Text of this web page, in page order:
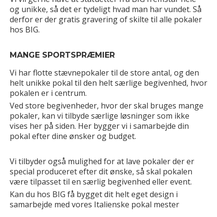
og unikke, så det er tydeligt hvad man har vundet. Så
derfor er der gratis gravering of skilte til alle pokaler
hos BIG.
MANGE SPORTSPRÆMIER
Vi har flotte stævnepokaler til de store antal, og den
helt unikke pokal til den helt særlige begivenhed, hvor
pokalen er i centrum.
Ved store begivenheder, hvor der skal bruges mange
pokaler, kan vi tilbyde særlige løsninger som ikke
vises her på siden. Her bygger vi i samarbejde din
pokal efter dine ønsker og budget.
Vi tilbyder også mulighed for at lave pokaler der er
special produceret efter dit ønske, så skal pokalen
være tilpasset til en særlig begivenhed eller event.
Kan du hos BIG få bygget dit helt eget design i
samarbejde med vores Italienske pokal mester